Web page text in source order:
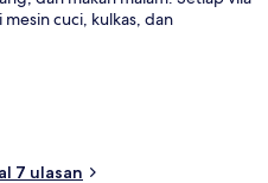
cuci, kulkas, dan
7 ulasan